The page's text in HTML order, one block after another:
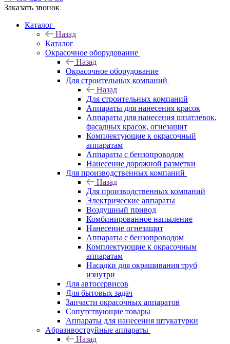
Заказать звонок
Каталог
Назад
Каталог
Окрасочное оборудование
Назад
Окрасочное оборудование
Для строительных компаний
Назад
Для строительных компаний
Аппараты для нанесения красок
Аппараты для нанесения шпатлевок,
фасадных красок, огнезащит
Комплектующие к окрасочный
аппаратам
Аппараты с бензопроводом
Нанесение дорожной разметки
Для производственных компаний
Назад
Для производственных компаний
Электрические аппараты
Воздушный привод
Комбинированное напыление
Нанесение огнезащит
Аппараты с бензопроводом
Комплектующие к окрасочным
аппаратам
Насадки для окрашивания труб
изнутри
Для автосервисов
Для бытовых задач
Запчасти окрасочных аппаратов
Сопутствующие товары
Аппараты для нанесения штукатурки
Aбразивоструйные аппараты
Назад